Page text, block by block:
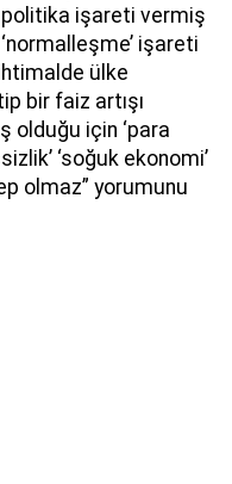
politika işareti vermiş
işareti
ülke
bir faiz artışı
olduğu için ‘para
‘soğuk ekonomi’
olmaz” yorumunu